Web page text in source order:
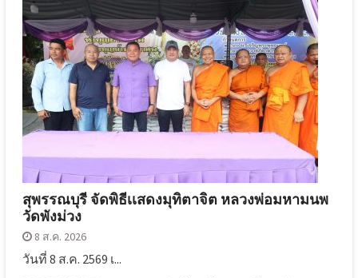
สุพรรณบุรี จัดพิธีเเสดงมุทิตาจิต หลวงพ่อมหามนพ
วัดพังม่วง
8 ส.ค. 2026
วันที่ 8 ส.ค. 2569 เ...